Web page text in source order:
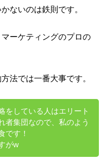
ないのは鉄則です。
ーケティングのプロの
法では一番大事です。
をしている人はエリート
者集団なので、私のよう
です！
がw